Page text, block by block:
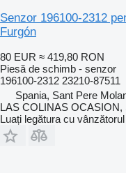
Senzor 196100-2312
Furgón
80 EUR ≈ 419,80 RON
Piesă de schimb - senzor
196100-2312 23210-87511
Spania, Sant Pere
LAS COLINAS OCASION,
Luați legătura cu vânzătorul